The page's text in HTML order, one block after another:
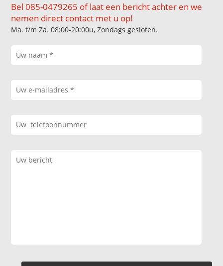
Bel 085-0479265 of laat een bericht achter en we
nemen direct contact met u op!
Ma. t/m Za. 08:00-20:00u, Zondags gesloten.